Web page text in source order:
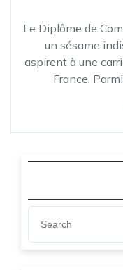
Le Diplôme de
un sésame
aspirent à une
France.